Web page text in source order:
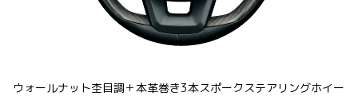
ウォールナット杢目調＋本革巻き3本スポークステアリングホイー